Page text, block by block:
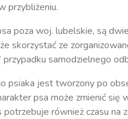
przybliżeniu.
poza woj. lubelskie, są
skorzystać ze
samodzielnego
psiaka jest tworzony po
psa może zmienić się
również czasu na